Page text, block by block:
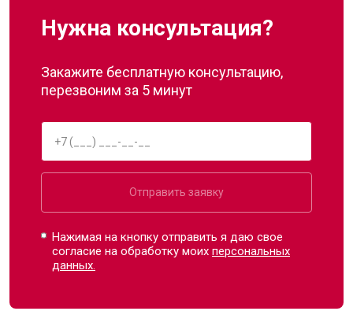
Нужна консультация?
Закажите бесплатную консультацию,
перезвоним за 5 минут
Отправить заявку
Нажимая на кнопку отправить я даю свое
согласие на обработку моихперсональных
данных.